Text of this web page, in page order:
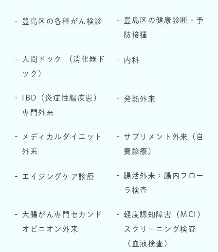
豊島区の各種がん検診
豊島区の健康診断・予
防接種
人間ドック （消化器ド
ック）
内科
IBD（炎症性腸疾患）
専門外来
発熱外来
メディカルダイエット
外来
サプリメント外来（自
費診療）
エイジングケア診療
腸活外来：腸内フロー
ラ検査
大腸がん専門セカンド
オピニオン外来
軽度認知障害（MCI）
スクリーニング検査
（血液検査）